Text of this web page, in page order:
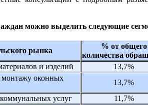
можно выделить следующие
рынка
% от общего
количества
и изделий
13,7%
оконных
13,7%
услуг
11,7%